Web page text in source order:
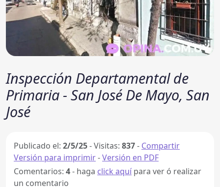
Inspección Departamental de
Primaria - San José De Mayo, San
José
Publicado el: 2/5/25-Visitas: 837- Compartir
Versión para imprimir-Versión en PDF
Comentarios: 4- haga click aquí para ver ó realizar
un comentario